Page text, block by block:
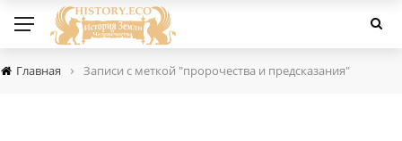
Главная › Записи с меткой "пророчества и предсказания"